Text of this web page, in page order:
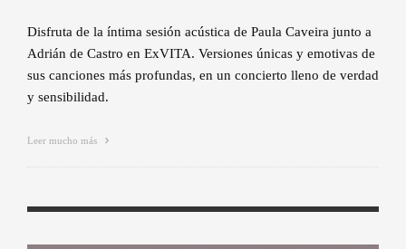
Disfruta de la íntima sesión acústica de Paula Caveira junto a
Adrián de Castro en ExVITA. Versiones únicas y emotivas de
sus canciones más profundas, en un concierto lleno de verdad
y sensibilidad.
Leer mucho más